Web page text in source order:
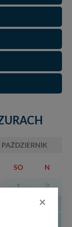
PAŹDZIERNIK
SO N
1
2
9
×